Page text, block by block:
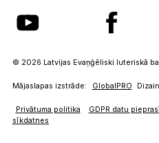
© 2026 Latvijas Evaņģēliski luteriskā
Mājaslapas izstrāde: GlobalPRO
Privātuma politika GDPR datu
sīkdatnes